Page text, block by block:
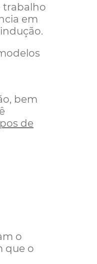
trabalho
em
bem
de
o
que o